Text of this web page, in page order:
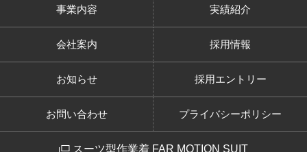
事業内容 実績紹介
会社案内 採用情報
お知らせ 採用エントリー
お問い合わせ プライバシーポリシー
スーツ型作業着 FAR MOTION SUIT